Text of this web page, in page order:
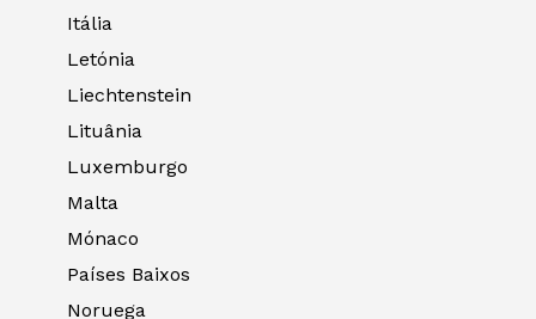
Itália
Letónia
Liechtenstein
Lituânia
Luxemburgo
Malta
Mónaco
Países Baixos
Noruega